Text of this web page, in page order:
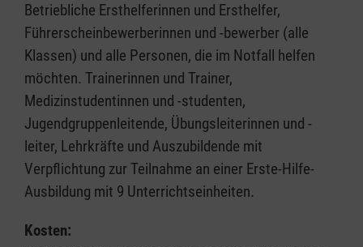
Betriebliche Ersthelferinnen und Ersthelfer,
Führerscheinbewerberinnen und -bewerber (alle
Klassen) und alle Personen, die im Notfall helfen
möchten. Trainerinnen und Trainer,
Medizinstudentinnen und -studenten,
Jugendgruppenleitende, Übungsleiterinnen und -
leiter, Lehrkräfte und Auszubildende mit
Verpflichtung zur Teilnahme an einer Erste-Hilfe-
Ausbildung mit 9 Unterrichtseinheiten.
Kosten: